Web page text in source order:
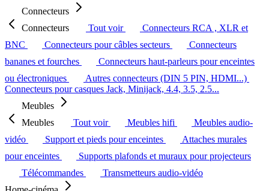
Connecteurs
Connecteurs
Tout voir
Connecteurs RCA , XLR et
BNC
Connecteurs pour câbles secteurs
Connecteurs
bananes et fourches
Connecteurs haut-parleurs pour enceintes
ou électroniques
Autres connecteurs (DIN 5 PIN, HDMI...)
Connecteurs pour casques Jack, Minijack, 4.4, 3.5, 2.5...
Meubles
Meubles
Tout voir Meubles hifi
Meubles audio-
vidéo
Support et pieds pour enceintes
Attaches murales
pour enceintes
Supports plafonds et muraux pour projecteurs
Télécommandes
Transmetteurs audio-vidéo